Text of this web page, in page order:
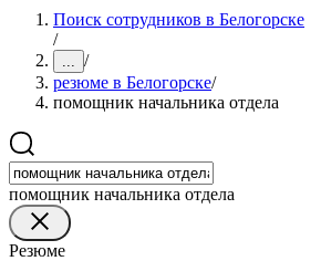
Поиск сотрудников в Белогорске
/
... /
резюме в Белогорске/
помощник начальника отдела
помощник начальника отдела
Резюме